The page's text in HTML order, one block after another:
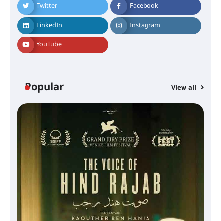
Twitter Facebook
LinkedIn Instagram
YouTube
Popular View all
സെന്റ് ജോസഫ്സ് കോളജ്
കോമേഴ്‌സ് അസോസിയേഷന്
തുടക്കമായി